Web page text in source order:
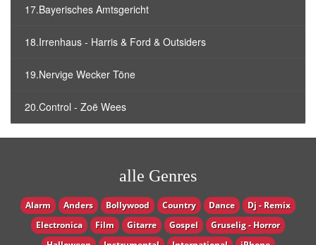
17.Bayerisches Amtsgericht
18.Irrenhaus - Harris & Ford & Outsiders
19.Nervige Wecker Töne
20.Control - Zoë Wees
alle Genres
Alarm Anders Bollywood Country Dance
Dj - Remix
Electronica
Film Gitarre Gospel
Gruselig - Horror